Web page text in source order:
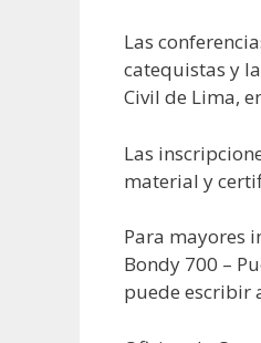
Las
catequistas y
Civil de Lima,
Las
material y
Para mayores
Bondy 700 –
puede escribir